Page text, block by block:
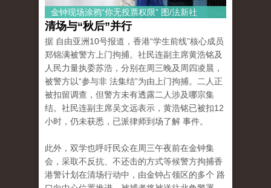
金钟现场涂鸦“你无投票权限” 图/法新社
清场与“秋后”并行
据 自由亚洲10号报道，香港“学生前线”核心成员
郑锦满被警方上门拘捕。社民连副主席黄浩铭及
人民力量执委苏浩，分别在周三晚及周四凌晨，
被警方以“参与非 法集结”为由上门拘捕。二人正
被扣留调查，但警方未有透露二人涉及哪宗集
结。社民连副主席吴文远表示，黄浩铭已被扣12
小时，仍未获悉，已派律师到场了解 事件。
此外，双学也呼吁民众在周三午夜前在金钟集
会，采取不反抗、不还击的方式等候警方拘捕香
港警计划在清场行动中，由金钟占领区的多个 路